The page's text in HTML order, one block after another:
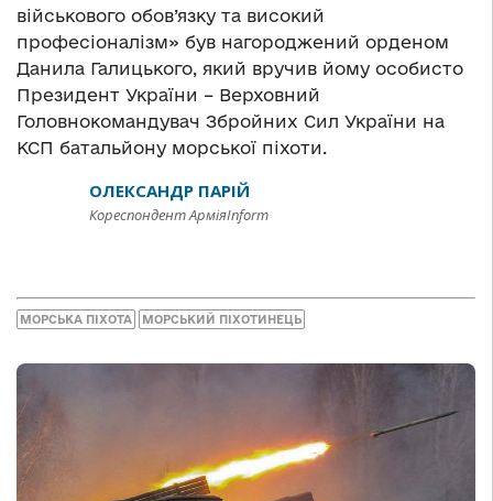
військового обов’язку та високий
професіоналізм» був нагороджений орденом
Данила Галицького, який вручив йому особисто
Президент України – Верховний
Головнокомандувач Збройних Сил України на
КСП батальйону морської піхоти.
ОЛЕКСАНДР ПАРІЙ
Кореспондент АрміяInform
МОРСЬКА ПІХОТА МОРСЬКИЙ ПІХОТИНЕЦЬ